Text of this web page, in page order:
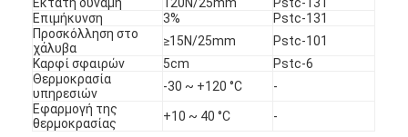
Επιμήκυνση
3%
Pstc-131
Προσκόλληση στο
χάλυβα
≥15N/25mm
Pstc-101
Καρφί σφαιρών
5cm
Pstc-6
Θερμοκρασία
υπηρεσιών
-30 ~ +120 °C
-
Εφαρμογή της
θερμοκρασίας
+10 ~ 40 °C -